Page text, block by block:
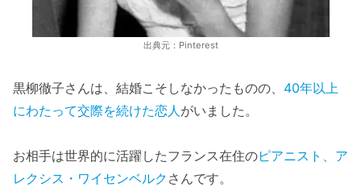
出典元：Pinterest
黒柳徹子さんは、結婚こそしなかったものの、 40年以上
にわたって交際を続けた恋人 がいました。
お相手は世界的に活躍したフランス在住のピアニスト、ア
レクシス・ワイセンベルク さんです。